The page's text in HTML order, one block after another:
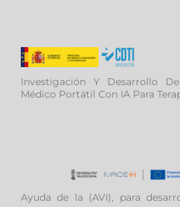
Investigación Y Desarrollo
Médico Portátil Con IA Para
Ayuda de la (AVI), para